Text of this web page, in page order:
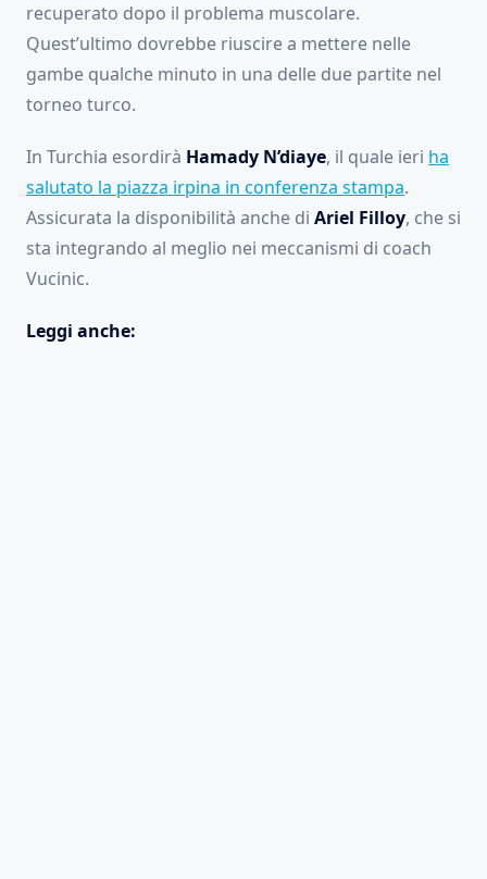
recuperato dopo il problema muscolare.
Quest’ultimo dovrebbe riuscire a mettere nelle
gambe qualche minuto in una delle due partite nel
torneo turco.
In Turchia esordirà Hamady N’diaye, il quale ieri ha
salutato la piazza irpina in conferenza stampa.
Assicurata la disponibilità anche di Ariel Filloy, che si
sta integrando al meglio nei meccanismi di coach
Vucinic.
Leggi anche: